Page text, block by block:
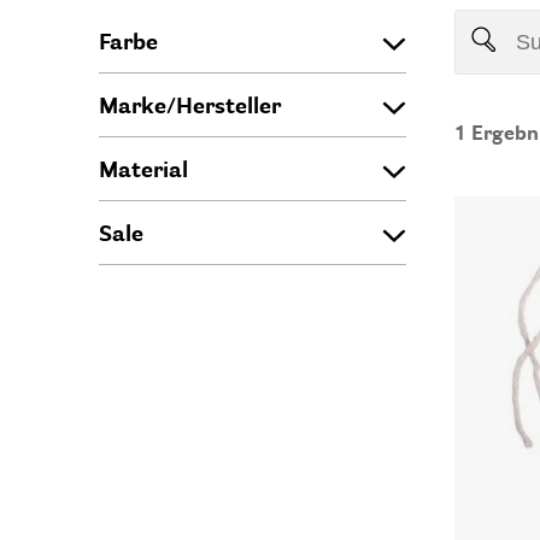
Farbe
Marke/Hersteller
Material
Sale
1